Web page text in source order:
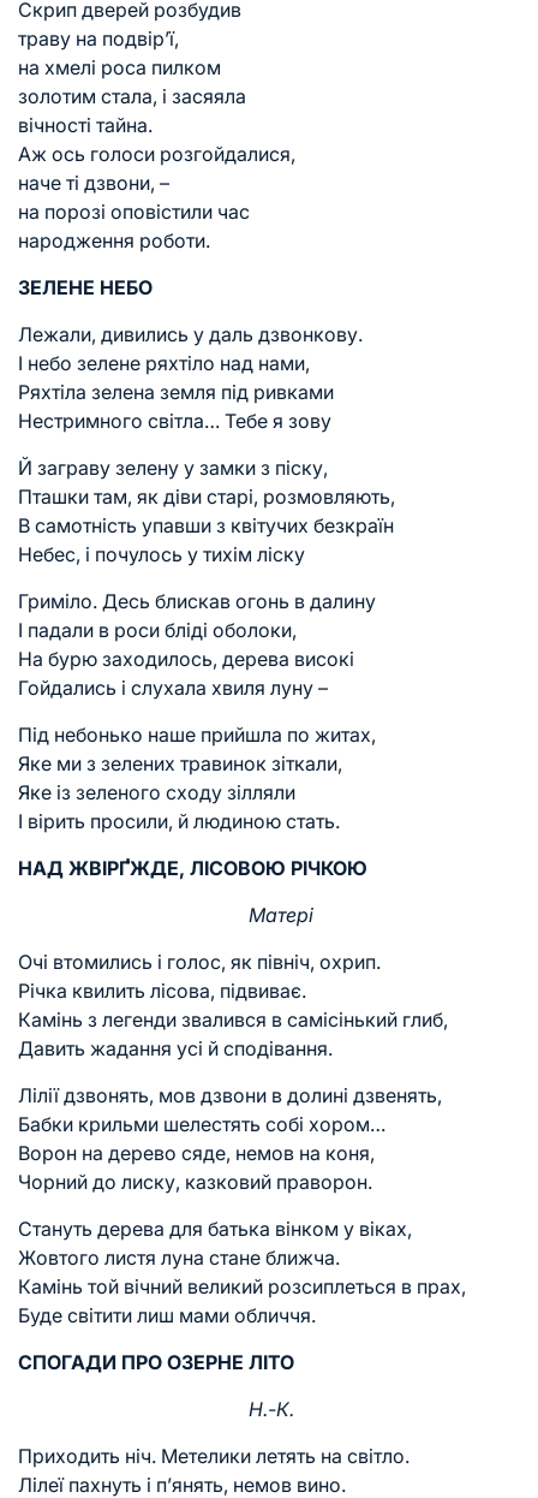
Скрип дверей розбудив
траву на подвір’ї,
на хмелі роса пилком
золотим стала, і засяяла
вічності тайна.
Аж ось голоси розгойдалися,
наче ті дзвони, –
на порозі оповістили час
народження роботи.
ЗЕЛЕНЕ НЕБО
Лежали, дивились у даль дзвонкову.
І небо зелене ряхтіло над нами,
Ряхтіла зелена земля під ривками
Нестримного світла… Тебе я зову
Й заграву зелену у замки з піску,
Пташки там, як діви старі, розмовляють,
В самотність упавши з квітучих безкраїн
Небес, і почулось у тихім ліску
Гриміло. Десь блискав огонь в далину
І падали в роси бліді оболоки,
На бурю заходилось, дерева високі
Гойдались і слухала хвиля луну –
Під небонько наше прийшла по житах,
Яке ми з зелених травинок зіткали,
Яке із зеленого сходу зілляли
І вірить просили, й людиною стать.
НАД ЖВІРҐЖДЕ, ЛІСОВОЮ РІЧКОЮ
Матері
Очі втомились і голос, як північ, охрип.
Річка квилить лісова, підвиває.
Камінь з легенди звалився в самісінький глиб,
Давить жадання усі й сподівання.
Лілії дзвонять, мов дзвони в долині дзвенять,
Бабки крильми шелестять собі хором…
Ворон на дерево сяде, немов на коня,
Чорний до лиску, казковий праворон.
Стануть дерева для батька вінком у віках,
Жовтого листя луна стане ближча.
Камінь той вічний великий розсиплеться в прах,
Буде світити лиш мами обличчя.
СПОГАДИ ПРО ОЗЕРНЕ ЛІТО
Н.-К.
Приходить ніч. Метелики летять на світло.
Лілеї пахнуть і п’янять, немов вино.